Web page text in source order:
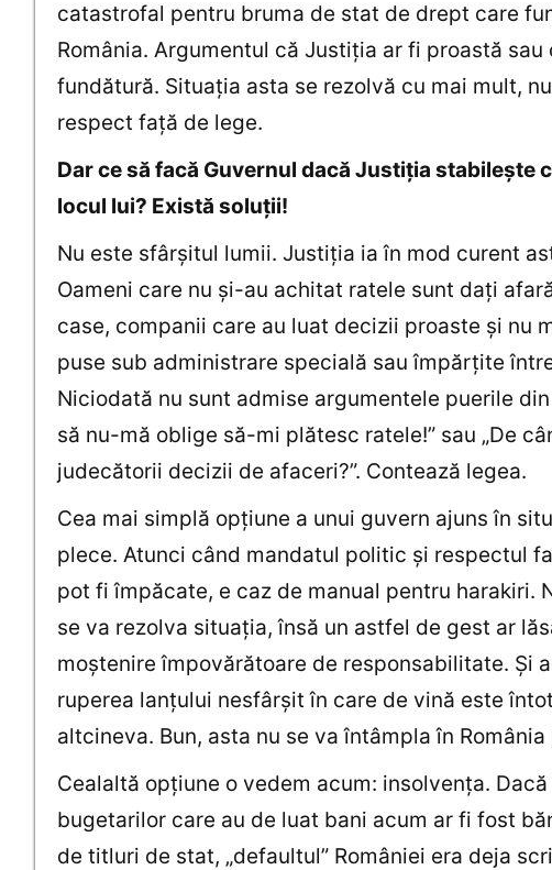
catastrofal pentru bruma de stat de drept care
România. Argumentul că Justiţia ar fi proastă
fundătură. Situaţia asta se rezolvă cu mai mult,
respect faţă de lege.
Dar ce să facă Guvernul dacă Justiţia stabileşte
locul lui? Există soluţii!
Nu este sfârşitul lumii. Justiţia ia în mod curent
Oameni care nu şi-au achitat ratele sunt daţi
case, companii care au luat decizii proaste şi nu
puse sub administrare specială sau împărţite
Niciodată nu sunt admise argumentele puerile
să nu-mă oblige să-mi plătesc ratele!” sau „De
judecătorii decizii de afaceri?”. Contează legea.
Cea mai simplă opţiune a unui guvern ajuns în
plece. Atunci când mandatul politic şi respectul
pot fi împăcate, e caz de manual pentru harakiri.
se va rezolva situaţia, însă un astfel de gest ar
moştenire împovărătoare de responsabilitate. Şi
ruperea lanţului nesfârşit în care de vină este
altcineva. Bun, asta nu se va întâmpla în
Cealaltă opţiune o vedem acum: insolvenţa. Dacă
bugetarilor care au de luat bani acum ar fi fost
de titluri de stat, „defaultul” României era deja